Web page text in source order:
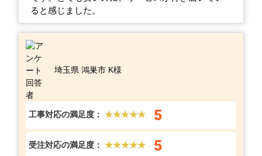
ると感じました。
埼玉県 鴻巣市 K様
工事対応の満足度： ★★★★★ 5
受注対応の満足度： ★★★★★ 5